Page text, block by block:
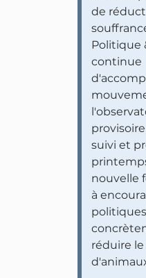
de
Politique
continue
suivi et
nouvelle
à
réduire